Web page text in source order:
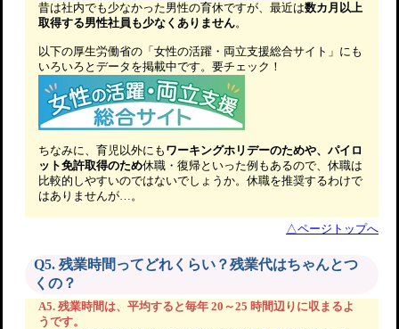
昔は社内でも少なかった男性の育休ですが、最近は数カ月以上
取得する男性社員も少なくありません。
以下の厚生労働省の「女性の活躍・両立支援総合サイト」にも
いろいろとデータを掲載中です。要チェック！
ちなみに、育児以外にも ワーキングホリデーのためや、パイロ
ット免許取得のため休職・復帰といった例もあるので、休職は
比較的しやすいのではないでしょうか。休職を推奨するわけで
はありませんが…。
△ページトップへ
Q5. 残業時間ってどれくらい？残業代はちゃんとつ
くの？
A5. 残業時間は、平均すると毎年 20～25 時間辺りに収まるよ
うです。